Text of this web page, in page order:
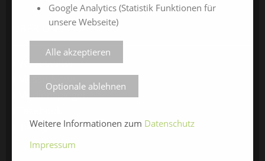
ÜBER UNS
Veranstalter
Messe-News
Medienspiegel
Instagram
Google Analytics (Statistik Funktionen für
unsere Webseite)
Alle akzeptieren
Optionale ablehnen
Weitere Informationen zum Datenschutz
Impressum